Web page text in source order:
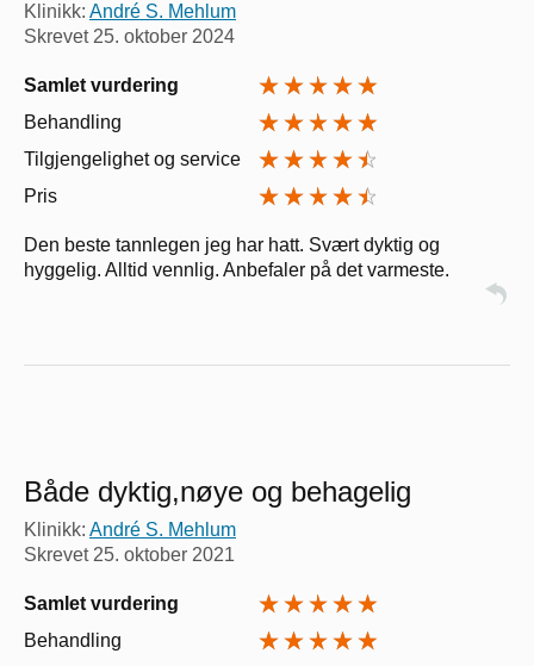
Klinikk: André S. Mehlum
Skrevet 25. oktober 2024
Samlet vurdering
Behandling
Tilgjengelighet og service
Pris
Den beste tannlegen jeg har hatt. Svært dyktig og
hyggelig. Alltid vennlig. Anbefaler på det varmeste.
Både dyktig,nøye og behagelig
Klinikk: André S. Mehlum
Skrevet 25. oktober 2021
Samlet vurdering
Behandling